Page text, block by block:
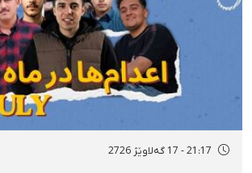
21:17 - 17 گەلاوێژ 2726